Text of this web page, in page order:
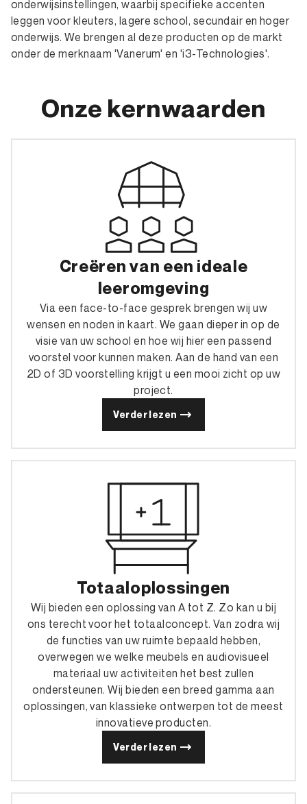
onderwijsinstellingen, waarbij specifieke accenten
leggen voor kleuters, lagere school, secundair en hoger
onderwijs. We brengen al deze producten op de markt
onder de merknaam 'Vanerum' en 'i3-Technologies'.
Onze kernwaarden
Creëren van een ideale
leeromgeving
Via een face-to-face gesprek brengen wij uw
wensen en noden in kaart. We gaan dieper in op de
visie van uw school en hoe wij hier een passend
voorstel voor kunnen maken. Aan de hand van een
2D of 3D voorstelling krijgt u een mooi zicht op uw
project.
Verder lezen
Totaaloplossingen
Wij bieden een oplossing van A tot Z. Zo kan u bij
ons terecht voor het totaalconcept. Van zodra wij
de functies van uw ruimte bepaald hebben,
overwegen we welke meubels en audiovisueel
materiaal uw activiteiten het best zullen
ondersteunen. Wij bieden een breed gamma aan
oplossingen, van klassieke ontwerpen tot de meest
innovatieve producten.
Verder lezen